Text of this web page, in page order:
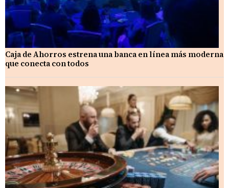
Caja de Ahorros estrena una banca en línea más moderna
que conecta con todos